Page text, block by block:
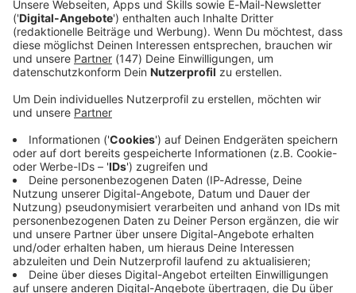
bis heute jeder kennt, wie:
„Mögen hätt’ i schon wollen,
aber dürfen hab i mi ned
getraut.“
08.07.2026 22:00 / 40min
Der Karl Valentin ist der Schreiner aus der Au,
der die deutsche Sprache in ihre Einzelteile
zerlegt hat, mit der Liesl Karlstadt das
legendärste Duo der Kabarett-Geschichte bildete
wie: „Mögen hätt’ i schon wollen, aber dürfen
hab i mi ned getraut.“
08.07.2026 22:00 / 40min
Audiotitel - Servus, Sklave!
Servus, Sklave!
Servus kommt aus dem
Lateinischen und heißt
Sklave oder Diener. In